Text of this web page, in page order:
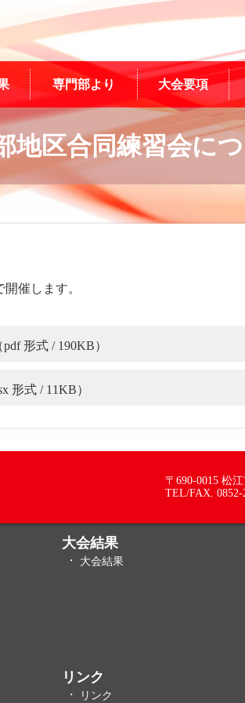
専門部より 大会要項
地区合同練習会に
催します。
pdf 形式 / 190KB）
形式 / 11KB）
〒690-0015 松
TEL/FAX. 0852-
大会結果
大会結果
リンク
リンク